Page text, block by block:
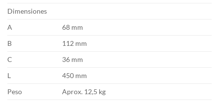
Dimensiones
A
68 mm
B
112 mm
C
36 mm
L
450 mm
Peso
Aprox. 12,5 kg